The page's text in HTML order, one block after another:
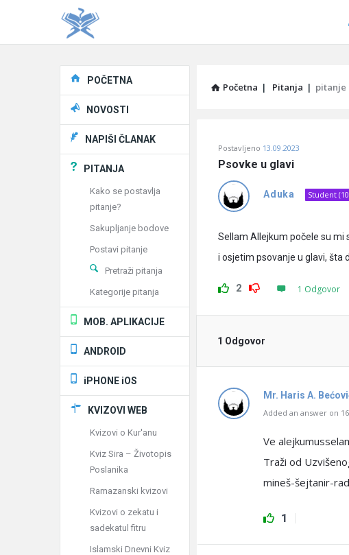
Početna | Pitanja | pitanje
Učene
Latest
Pitanja
Postavljeno 13.09.2023
Psovke u glavi
Aduka Student
Sellam Allejkum počele su mi
i osjetim psovanje u glavi, šta
2 1 Odgovor
1 Odgovor
Mr. Haris A.
Added an answer on
Ve
Traži od
mineš-šejtanir-
1
Explore
POČETNA
NOVOSTI
NAPIŠI ČLANAK
PITANJA
Kako se postavlja
pitanje?
Sakupljanje bodove
Postavi pitanje
Pretraži pitanja
Kategorije pitanja
MOB. APLIKACIJE
ANDROID
iPHONE iOS
KVIZOVI WEB
Kvizovi o Kur'anu
Kviz Sira – Životopis
Poslanika
Ramazanski kvizovi
Kvizovi o zekatu i
sadekatul fitru
Islamski Dnevni Kviz